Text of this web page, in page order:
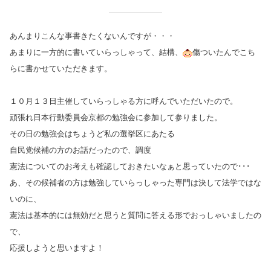
あんまりこんな事書きたくないんですが・・・
あまりに一方的に書いていらっしゃって、結構、
傷ついたんでこち
らに書かせていただきます。
１０月１３日主催していらっしゃる方に呼んでいただいたので。
頑張れ日本行動委員会京都の勉強会に参加して参りました。
その日の勉強会はちょうど私の選挙区にあたる
自民党候補の方のお話だったので、調度
憲法についてのお考えも確認しておきたいなぁと思っていたので･･･
あ、その候補者の方は勉強していらっしゃった専門は決して法学ではな
いのに、
憲法は基本的には無効だと思うと質問に答える形でおっしゃいましたの
で、
応援しようと思いますよ！